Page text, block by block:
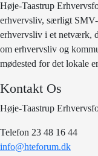
Høje-Taastrup
erhvervsliv, særligt
erhvervsliv i et netværk,
om erhvervsliv og
mødested for det lokale
Kontakt Os
Høje-Taastrup
Telefon 23 48 16 44
info@hteforum.dk